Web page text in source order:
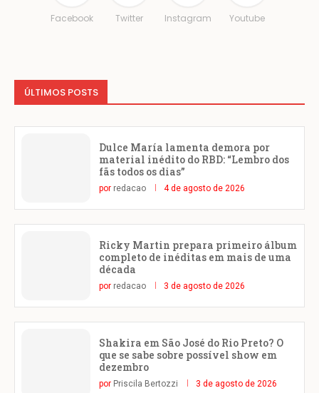
Facebook Twitter Instagram Youtube
ÚLTIMOS POSTS
Dulce María lamenta demora por
material inédito do RBD: “Lembro dos
fãs todos os dias”
por redacao 4 de agosto de 2026
Ricky Martin prepara primeiro álbum
completo de inéditas em mais de uma
década
por redacao 3 de agosto de 2026
Shakira em São José do Rio Preto? O
que se sabe sobre possível show em
dezembro
por Priscila Bertozzi 3 de agosto de 2026